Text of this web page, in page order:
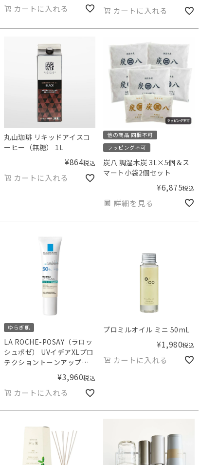
カートに入れる
カートに入れる
丸山珈琲 リキッドアイスコ
ーヒー（無糖） 1L
¥864税込
カートに入れる
他の商品 同梱不可
ラッピング不可
炭八 調湿木炭 3L×5個＆ス
マート小袋2個セット
¥6,875税込
詳細を見る
ゆらぎ肌
LA ROCHE-POSAY（ラロッ
シュポゼ） UVイデアXLプロ
テクショントーンアップク
¥3,960税込
カートに入れる
プロミルオイル ミニ 50mL
¥1,980税込
カートに入れる